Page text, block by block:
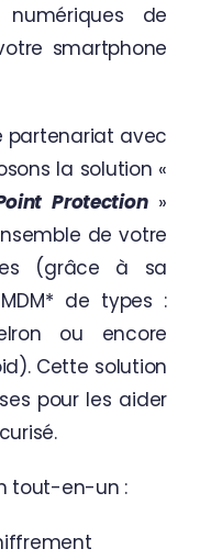
de
smartphone
partenariat avec
la solution «
Protection»
de votre
(grâce à sa
de types :
ou encore
Cette solution
pour les aider
tout-en-un :